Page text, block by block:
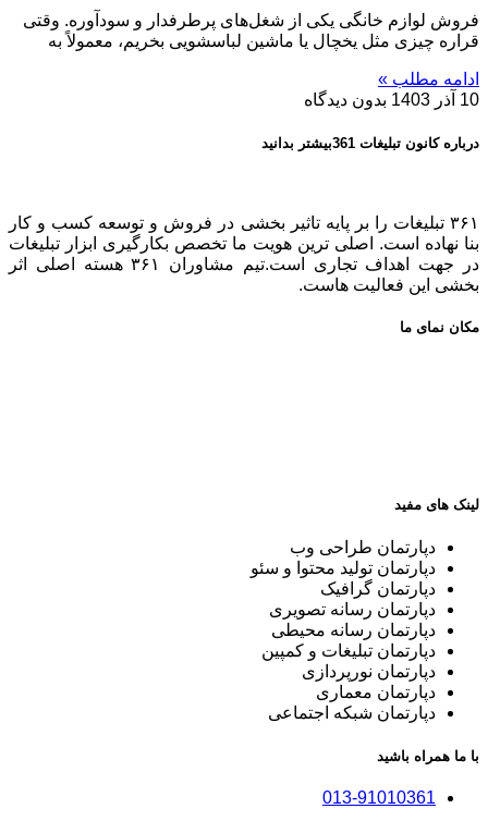
فروش لوازم خانگی یکی از شغل‌های پرطرفدار و سودآوره. وقتی
قراره چیزی مثل یخچال یا ماشین لباسشویی بخریم، معمولاً به
ادامه مطلب »
10 آذر 1403
بدون دیدگاه
درباره کانون تبلیغات 361بیشتر بدانید
۳۶۱ تبلیغات را بر پایه تاثیر بخشی در فروش و توسعه کسب و کار
بنا نهاده است. اصلی ترین هویت ما تخصص بکارگیری ابزار تبلیغات
در جهت اهداف تجاری است.تیم مشاوران ۳۶۱ هسته اصلی اثر
بخشی این فعالیت هاست.
مکان نمای ما
لینک های مفید
دپارتمان طراحی وب
دپارتمان تولید محتوا و سئو
دپارتمان گرافیک
دپارتمان رسانه تصویری
دپارتمان رسانه محیطی
دپارتمان تبلیغات و کمپین
دپارتمان نورپردازی
دپارتمان معماری
دپارتمان شبکه اجتماعی
با ما همراه باشید
013-91010361